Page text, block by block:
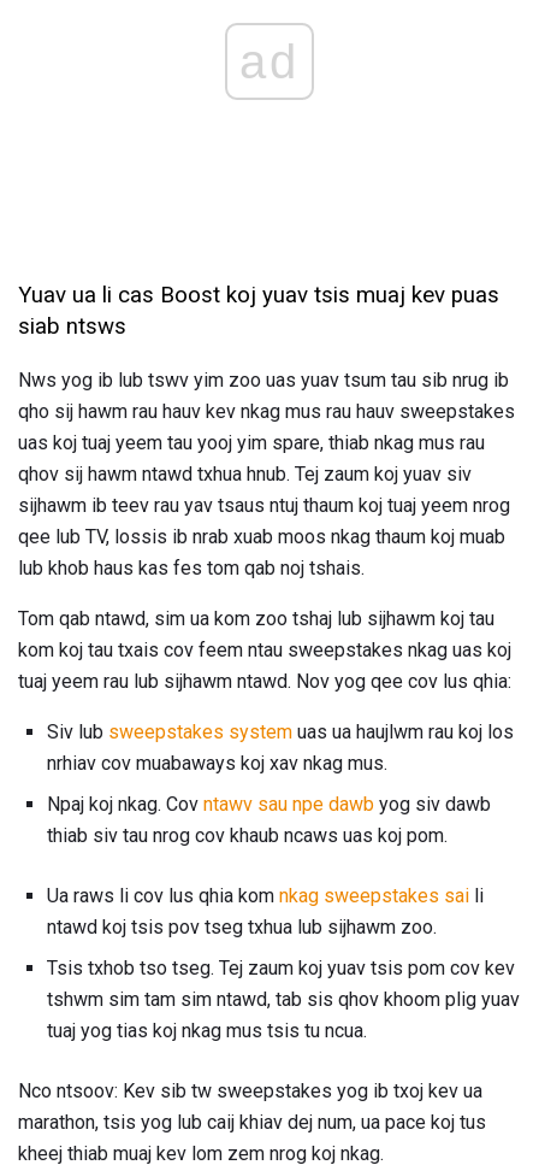
ad
Yuav ua li cas Boost koj yuav tsis muaj kev puas
siab ntsws
Nws yog ib lub tswv yim zoo uas yuav tsum tau sib nrug ib
qho sij hawm rau hauv kev nkag mus rau hauv sweepstakes
uas koj tuaj yeem tau yooj yim spare, thiab nkag mus rau
qhov sij hawm ntawd txhua hnub. Tej zaum koj yuav siv
sijhawm ib teev rau yav tsaus ntuj thaum koj tuaj yeem nrog
qee lub TV, lossis ib nrab xuab moos nkag thaum koj muab
lub khob haus kas fes tom qab noj tshais.
Tom qab ntawd, sim ua kom zoo tshaj lub sijhawm koj tau
kom koj tau txais cov feem ntau sweepstakes nkag uas koj
tuaj yeem rau lub sijhawm ntawd. Nov yog qee cov lus qhia:
Siv lub sweepstakes system uas ua haujlwm rau koj los
nrhiav cov muabaways koj xav nkag mus.
Npaj koj nkag. Cov ntawv sau npe dawb yog siv dawb
thiab siv tau nrog cov khaub ncaws uas koj pom.
Ua raws li cov lus qhia kom nkag sweepstakes sai li
ntawd koj tsis pov tseg txhua lub sijhawm zoo.
Tsis txhob tso tseg. Tej zaum koj yuav tsis pom cov kev
tshwm sim tam sim ntawd, tab sis qhov khoom plig yuav
tuaj yog tias koj nkag mus tsis tu ncua.
Nco ntsoov: Kev sib tw sweepstakes yog ib txoj kev ua
marathon, tsis yog lub caij khiav dej num, ua pace koj tus
kheej thiab muaj kev lom zem nrog koj nkag.